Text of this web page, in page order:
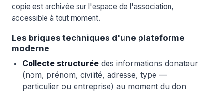
copie est archivée sur l'espace de l'association,
accessible à tout moment.
Les briques techniques d'une plateforme
moderne
Collecte structurée des informations donateur
(nom, prénom, civilité, adresse, type —
particulier ou entreprise) au moment du don